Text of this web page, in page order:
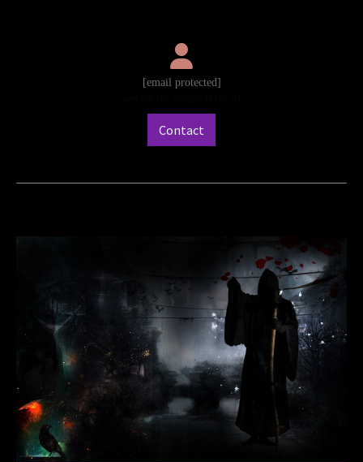

[email protected]
Contact